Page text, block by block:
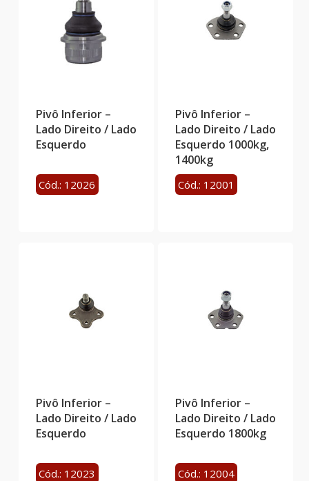
Pivô Inferior –
Lado Direito / Lado
Esquerdo
Cód.: 12026
Pivô Inferior –
Lado Direito / Lado
Esquerdo 1000kg,
1400kg
Cód.: 12001
Pivô Inferior –
Lado Direito / Lado
Esquerdo
Cód.: 12023
Pivô Inferior –
Lado Direito / Lado
Esquerdo 1800kg
Cód.: 12004